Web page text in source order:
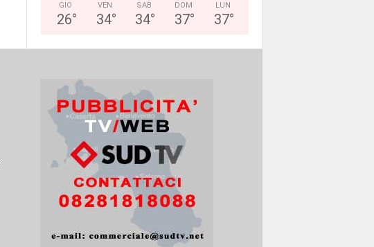
GIO
26°
VEN
34°
SAB
34°
DOM
37°
LUN
37°